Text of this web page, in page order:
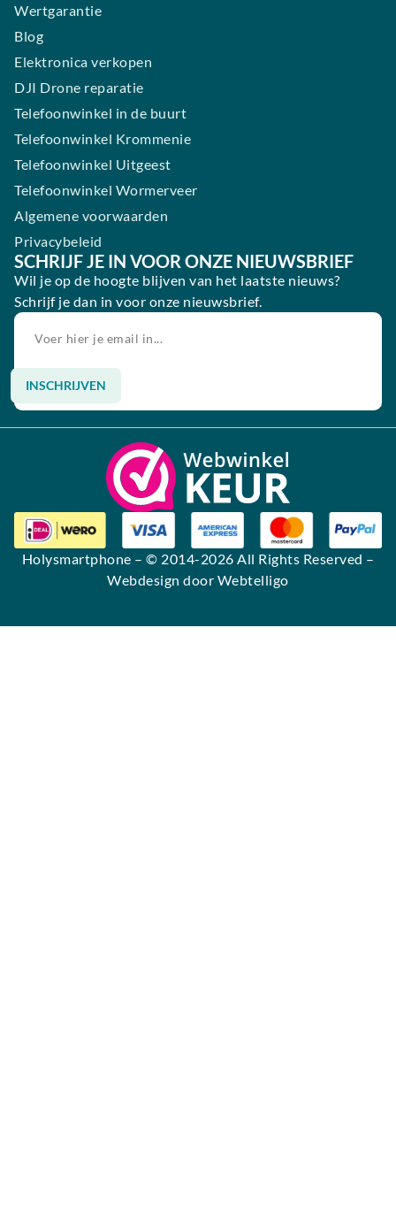
Wertgarantie
Blog
Elektronica verkopen
DJI Drone reparatie
Telefoonwinkel in de buurt
Telefoonwinkel Krommenie
Telefoonwinkel Uitgeest
Telefoonwinkel Wormerveer
Algemene voorwaarden
Privacybeleid
SCHRIJF JE IN VOOR ONZE NIEUWSBRIEF
Wil je op de hoogte blijven van het laatste nieuws?
Schrijf je dan in voor onze nieuwsbrief.
INSCHRIJVEN
Alternative:
Holysmartphone – © 2014-2026 All Rights Reserved –
Webdesign door Webtelligo